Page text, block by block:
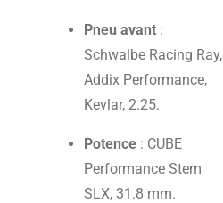
Pneu avant :
Schwalbe Racing Ray,
Addix Performance,
Kevlar, 2.25.
Potence : CUBE
Performance Stem
SLX, 31.8 mm.